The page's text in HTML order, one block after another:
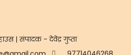
| संपादक - देवेंद्र गुप्ता